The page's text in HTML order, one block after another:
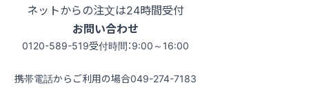
ネットからの注文は24時間受付
お問い合わせ
0120-589-519受付時間：9:00～16:00
携帯電話からご利用の場合049-274-7183